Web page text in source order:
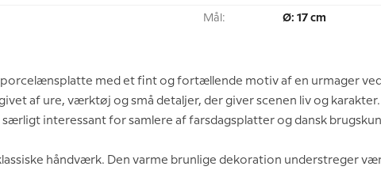
Mål: Ø: 17 cm
porcelænsplatte med et fint og fortællende motiv af en urmager
af ure, værktøj og små detaljer, der giver scenen liv og
interessant for samlere af farsdagsplatter og dansk
håndværk. Den varme brunlige dekoration understreger